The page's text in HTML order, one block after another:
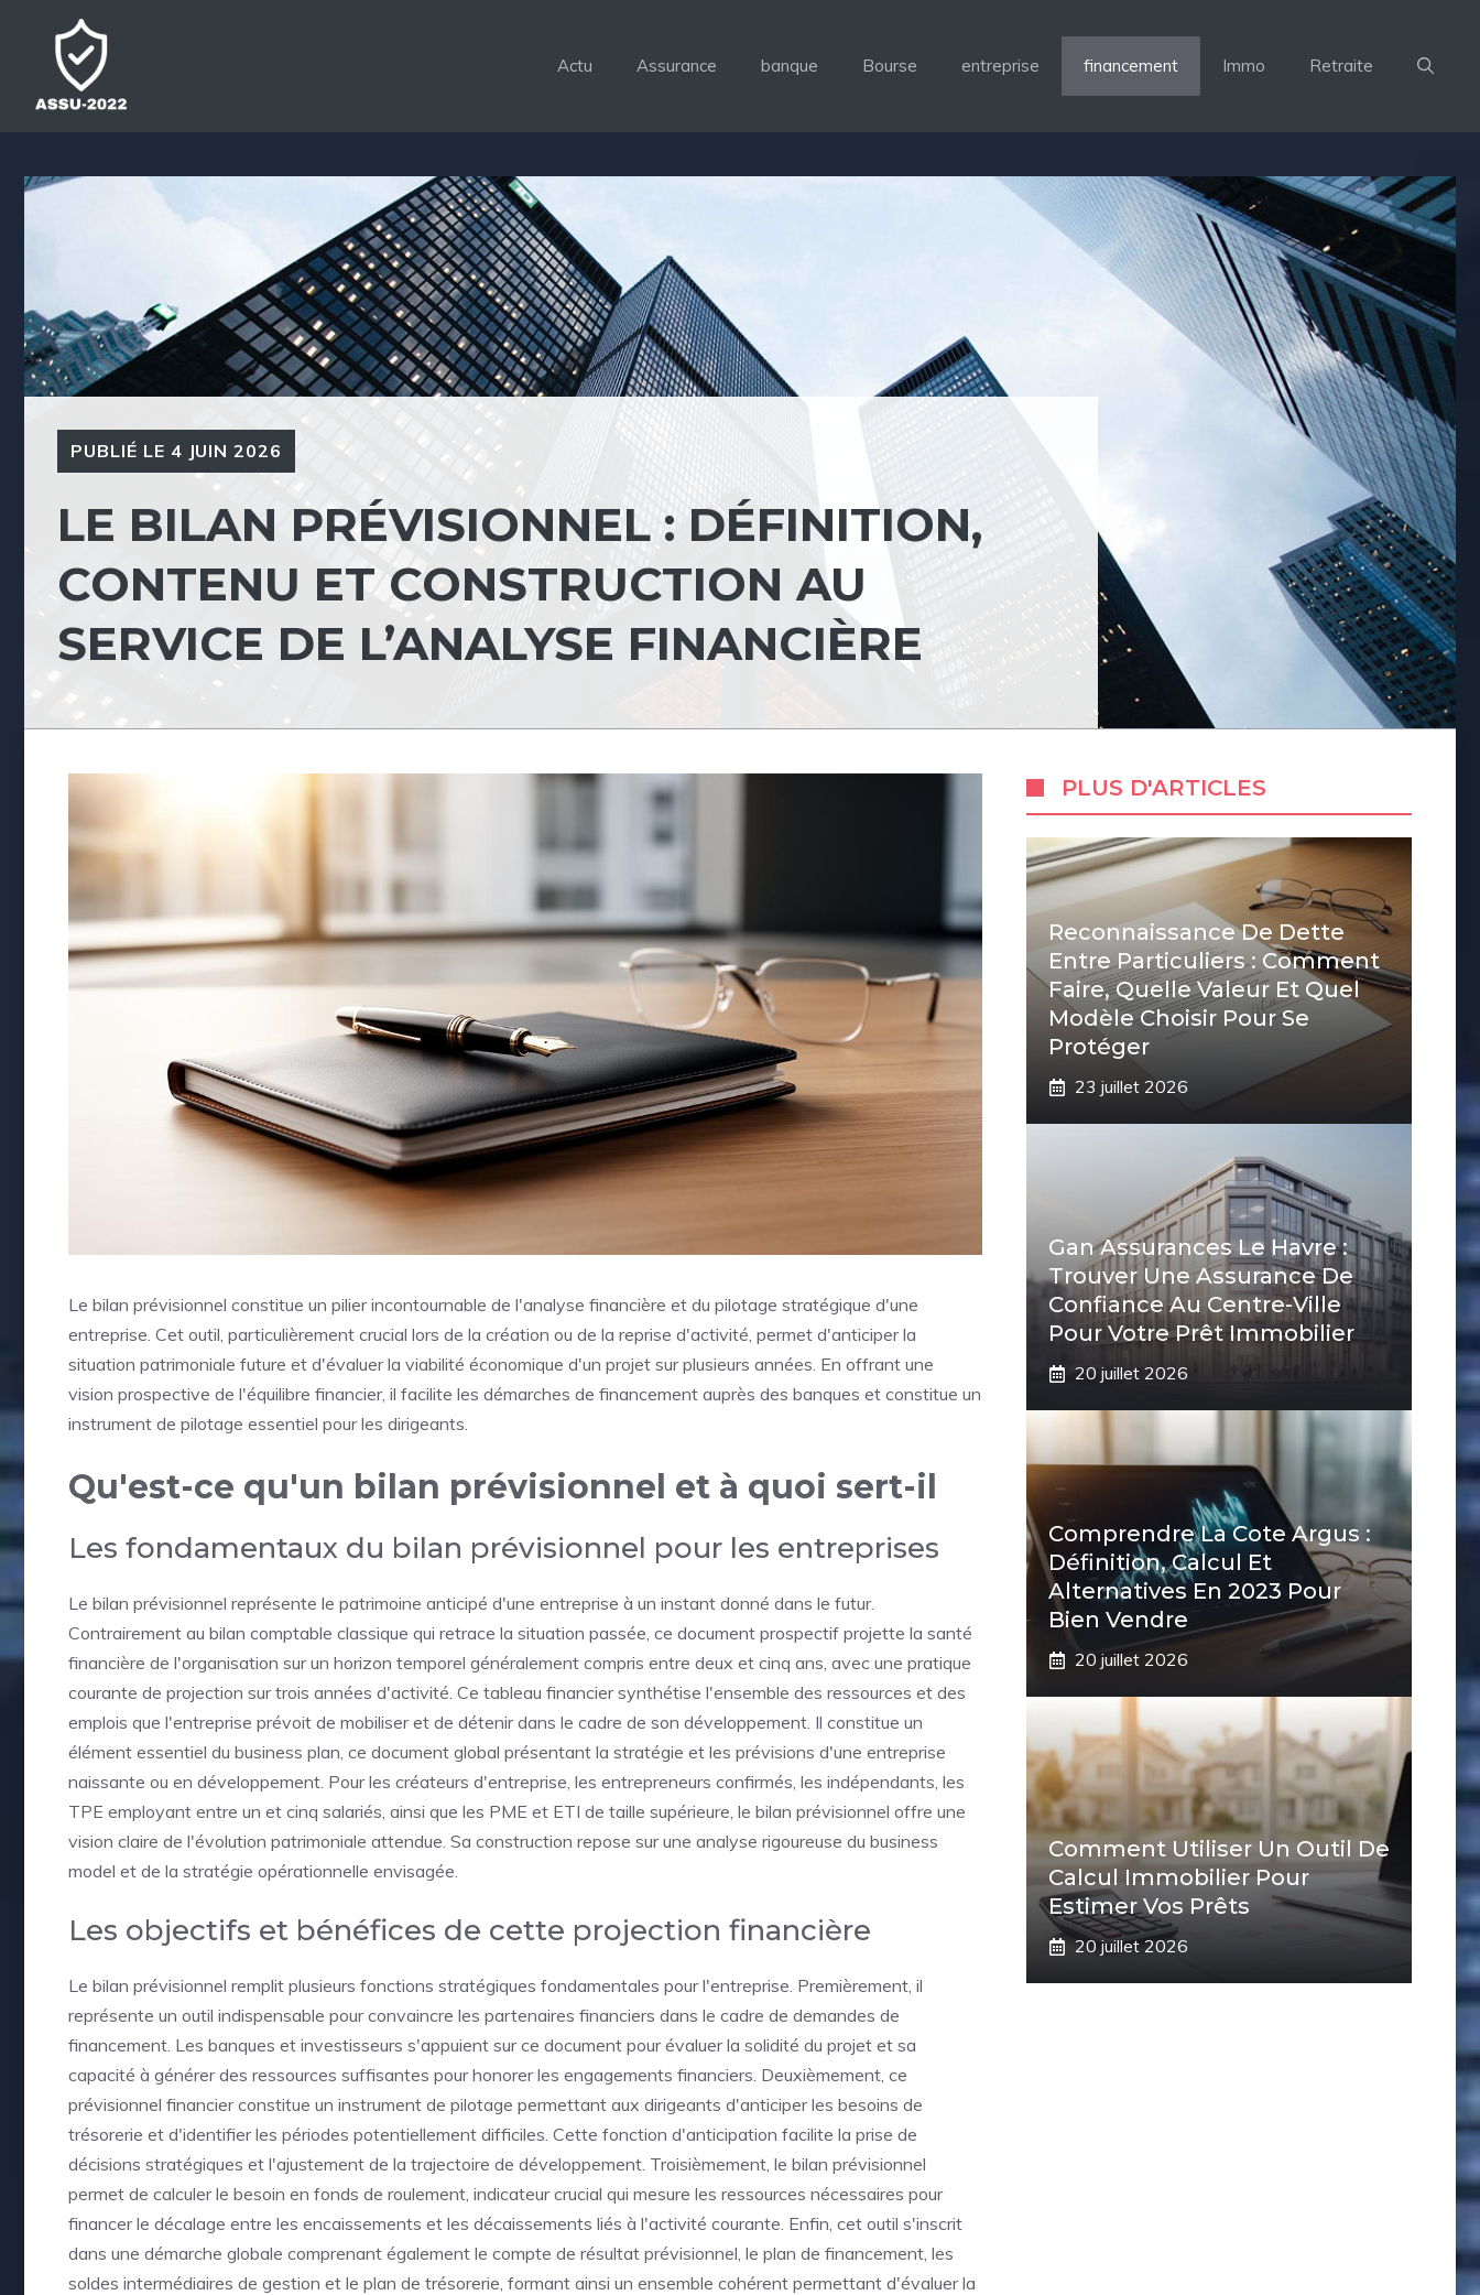
contenu
Actu Assurance banque Bourse entreprise financement Immo Retraite
PUBLIÉ LE 4 JUIN 2026
LE BILAN PRÉVISIONNEL : DÉFINITION,
CONTENU ET CONSTRUCTION AU
SERVICE DE L’ANALYSE FINANCIÈRE
Le bilan prévisionnel constitue un pilier incontournable de l'analyse financière et du pilotage stratégique d'une
entreprise. Cet outil, particulièrement crucial lors de la création ou de la reprise d'activité, permet d'anticiper la
situation patrimoniale future et d'évaluer la viabilité économique d'un projet sur plusieurs années. En offrant une
vision prospective de l'équilibre financier, il facilite les démarches de financement auprès des banques et constitue un
instrument de pilotage essentiel pour les dirigeants.
Qu'est-ce qu'un bilan prévisionnel et à quoi sert-il
Les fondamentaux du bilan prévisionnel pour les entreprises
Le bilan prévisionnel représente le patrimoine anticipé d'une entreprise à un instant donné dans le futur.
Contrairement au bilan comptable classique qui retrace la situation passée, ce document prospectif projette la santé
financière de l'organisation sur un horizon temporel généralement compris entre deux et cinq ans, avec une pratique
courante de projection sur trois années d'activité. Ce tableau financier synthétise l'ensemble des ressources et des
emplois que l'entreprise prévoit de mobiliser et de détenir dans le cadre de son développement. Il constitue un
élément essentiel du business plan, ce document global présentant la stratégie et les prévisions d'une entreprise
naissante ou en développement. Pour les créateurs d'entreprise, les entrepreneurs confirmés, les indépendants, les
TPE employant entre un et cinq salariés, ainsi que les PME et ETI de taille supérieure, le bilan prévisionnel offre une
vision claire de l'évolution patrimoniale attendue. Sa construction repose sur une analyse rigoureuse du business
model et de la stratégie opérationnelle envisagée.
Les objectifs et bénéfices de cette projection financière
Le bilan prévisionnel remplit plusieurs fonctions stratégiques fondamentales pour l'entreprise. Premièrement, il
représente un outil indispensable pour convaincre les partenaires financiers dans le cadre de demandes de
financement. Les banques et investisseurs s'appuient sur ce document pour évaluer la solidité du projet et sa
capacité à générer des ressources suffisantes pour honorer les engagements financiers. Deuxièmement, ce
prévisionnel financier constitue un instrument de pilotage permettant aux dirigeants d'anticiper les besoins de
trésorerie et d'identifier les périodes potentiellement difficiles. Cette fonction d'anticipation facilite la prise de
décisions stratégiques et l'ajustement de la trajectoire de développement. Troisièmement, le bilan prévisionnel
permet de calculer le besoin en fonds de roulement, indicateur crucial qui mesure les ressources nécessaires pour
financer le décalage entre les encaissements et les décaissements liés à l'activité courante. Enfin, cet outil s'inscrit
dans une démarche globale comprenant également le compte de résultat prévisionnel, le plan de financement, les
soldes intermédiaires de gestion et le plan de trésorerie, formant ainsi un ensemble cohérent permettant d'évaluer la
PLUS D'ARTICLES
Reconnaissance De Dette
Entre Particuliers : Comment
Faire, Quelle Valeur Et Quel
Modèle Choisir Pour Se
Protéger
23 juillet 2026
Gan Assurances Le Havre :
Trouver Une Assurance De
Confiance Au Centre-Ville
Pour Votre Prêt Immobilier
20 juillet 2026
Comprendre La Cote Argus :
Définition, Calcul Et
Alternatives En 2023 Pour
Bien Vendre
20 juillet 2026
Comment Utiliser Un Outil De
Calcul Immobilier Pour
Estimer Vos Prêts
20 juillet 2026